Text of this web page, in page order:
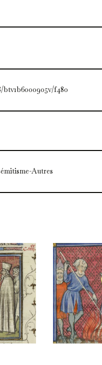
f480
Autres